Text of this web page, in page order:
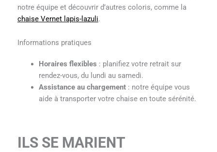
notre équipe et découvrir d’autres coloris, comme la
chaise Vernet lapis-lazuli.
Informations pratiques
Horaires flexibles : planifiez votre retrait sur
rendez-vous, du lundi au samedi.
Assistance au chargement: notre équipe vous
aide à transporter votre chaise en toute sérénité.
ILS SE MARIENT